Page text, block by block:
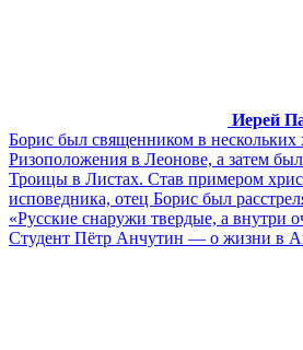
Иерей
Борис был священником в нескольких
Ризоположения в Леонове, а затем
Троицы в Листах. Став примером
исповедника, отец Борис был
«Русские снаружи твердые, а внутри
Студент Пётр Анчутин — о жизни в